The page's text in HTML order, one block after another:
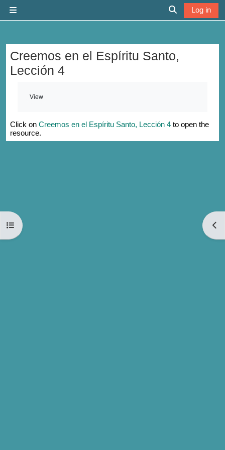
Toggle search
Log in
Open course index
Creemos en el Espíritu Santo,
Lección 4
View
Click on Creemos en el Espíritu Santo, Lección 4 to open the
resource.